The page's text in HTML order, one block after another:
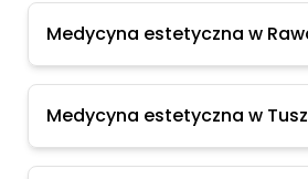
Medycyna estetyczna w
Medycyna estetyczna w